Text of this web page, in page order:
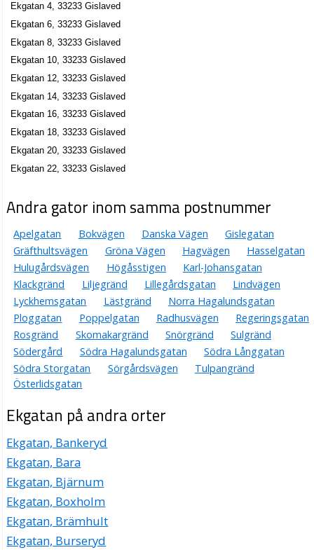
Ekgatan 4, 33233 Gislaved
Ekgatan 6, 33233 Gislaved
Ekgatan 8, 33233 Gislaved
Ekgatan 10, 33233 Gislaved
Ekgatan 12, 33233 Gislaved
Ekgatan 14, 33233 Gislaved
Ekgatan 16, 33233 Gislaved
Ekgatan 18, 33233 Gislaved
Ekgatan 20, 33233 Gislaved
Ekgatan 22, 33233 Gislaved
Andra gator inom samma postnummer
Apelgatan Bokvägen Danska Vägen
Gislegatan
Gräfthultsvägen
Gröna Vägen Hagvägen
Hasselgatan
Hulugårdsvägen
Högåsstigen
Karl-Johansgatan
Klackgränd
Liljegränd Lillegårdsgatan
Lindvägen
Lyckhemsgatan
Lästgränd
Norra Hagalundsgatan
Ploggatan
Poppelgatan Radhusvägen
Regeringsgatan
Rosgränd
Skomakargränd Snörgränd
Sulgränd
Södergård
Södra Hagalundsgatan
Södra Långgatan
Södra Storgatan
Sörgårdsvägen
Tulpangränd
Österlidsgatan
Ekgatan på andra orter
Ekgatan, Bankeryd
Ekgatan, Bara
Ekgatan, Bjärnum
Ekgatan, Boxholm
Ekgatan, Brämhult
Ekgatan, Burseryd